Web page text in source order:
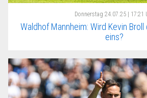
Donnerstag 24.07.25 | 17:21
Waldhof Mannheim: Wird Kevin
eins?